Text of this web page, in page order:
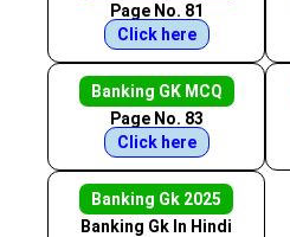
Page No. 81
Click here
Banking GK MCQ
Page No. 83
Click here
Banking Gk 2025
Banking Gk In Hindi